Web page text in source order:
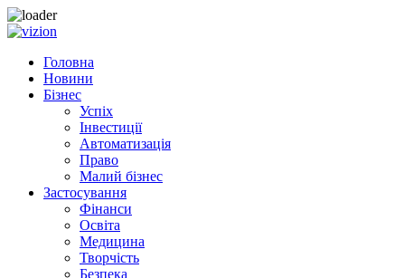
Skip to content
Головна
Новини
Бізнес
Успіх
Інвестиції
Автоматизація
Право
Малий бізнес
Застосування
Фінанси
Освіта
Медицина
Творчість
Безпека